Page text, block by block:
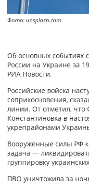
Фото: unsplash.com
Об основных событиях
России на Украине за
РИА Новости.
Российские войска
соприкосновения,
линии. От отметил, что
Константиновка в
укрепрайонами
Вооруженные силы РФ
задача —
группировку
ПВО уничтожила за